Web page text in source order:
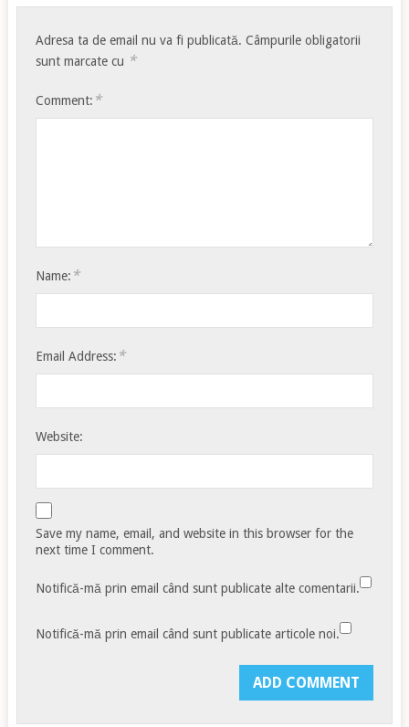
Adresa ta de email nu va fi publicată. Câmpurile obligatorii
sunt marcate cu *
Comment: *
Name: *
Email Address: *
Website:
Save my name, email, and website in this browser for the
next time I comment.
Notifică-mă prin email când sunt publicate alte comentarii.
Notifică-mă prin email când sunt publicate articole noi.